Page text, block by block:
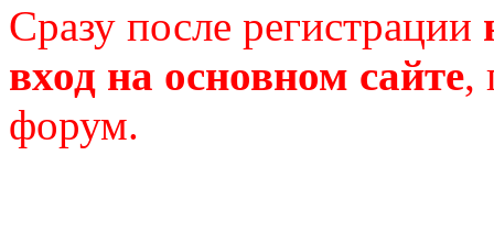
Сразу после регистрации
вход на основном сайте,
форум.